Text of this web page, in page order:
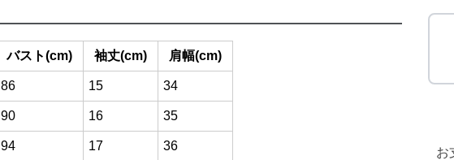
バスト(cm) 袖丈(cm) 肩幅(cm)
86 15 34
90 16 35
94 17 36
お